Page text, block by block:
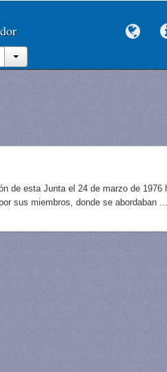
de esta Junta el 24 de marzo de 1976
sus miembros, donde se abordaban ...